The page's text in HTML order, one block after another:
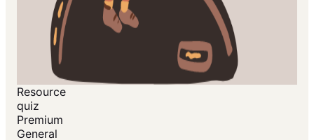
Resource
quiz
Premium
General